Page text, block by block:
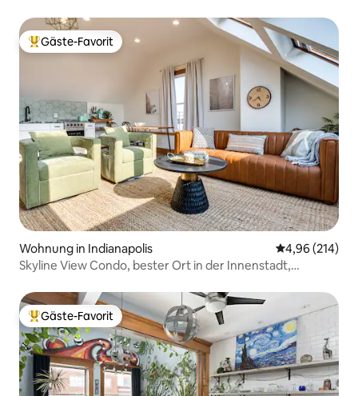
Beliebter Gäste-Favorit.
Gäste-Favorit
Wohnung in Indianapolis
4,96 (214)
Skyline View Condo, bester Ort in der Innenstadt,
Beliebter Gäste-Favorit.
Gäste-Favorit